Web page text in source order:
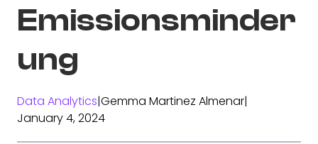
Emissionsminder
ung
Data Analytics|Gemma Martinez Almenar|
January 4, 2024